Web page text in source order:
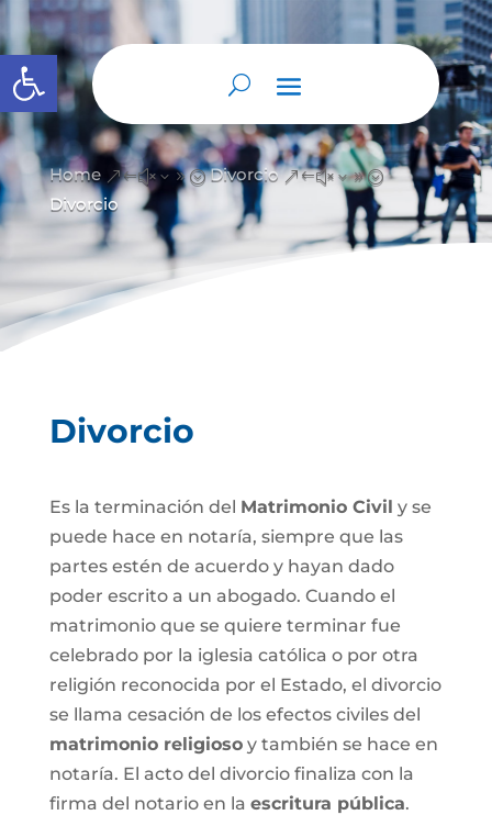
Abrir barra de herramientas
Home &#x39; Divorcio &#x39;
Divorcio
Divorcio
Es la terminación del Matrimonio Civil y se
puede hace en notaría, siempre que las
partes estén de acuerdo y hayan dado
poder escrito a un abogado. Cuando el
matrimonio que se quiere terminar fue
celebrado por la iglesia católica o por otra
religión reconocida por el Estado, el divorcio
se llama cesación de los efectos civiles del
matrimonio religiosoy también se hace en
notaría. El acto del divorcio finaliza con la
firma del notario en la escritura pública.